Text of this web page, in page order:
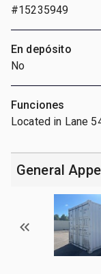
#15235949
En depósito
No
Funciones
Located in Lane
General